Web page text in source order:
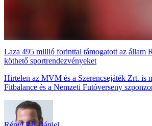
Laza 495 millió forinttal támogatott az állam
köthető sportrendezvényeket
Hirtelen az MVM és a Szerencsejáték Zrt. is
Fitbalance és a Nemzeti Futóverseny